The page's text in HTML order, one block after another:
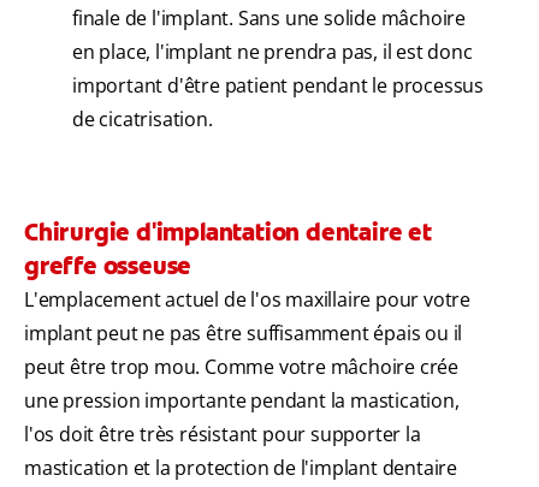
finale de l'implant. Sans une solide mâchoire
en place, l'implant ne prendra pas, il est donc
important d'être patient pendant le processus
de cicatrisation.
Chirurgie d'implantation dentaire et
greffe osseuse
L'emplacement actuel de l'os maxillaire pour votre
implant peut ne pas être suffisamment épais ou il
peut être trop mou. Comme votre mâchoire crée
une pression importante pendant la mastication,
l'os doit être très résistant pour supporter la
mastication et la protection de l'implant dentaire